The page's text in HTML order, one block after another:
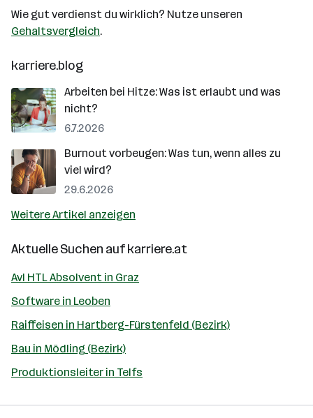
Wie gut verdienst du wirklich? Nutze unseren
Gehaltsvergleich.
karriere.blog
Arbeiten bei Hitze: Was ist erlaubt und was
nicht?
6.7.2026
Burnout vorbeugen: Was tun, wenn alles zu
viel wird?
29.6.2026
Weitere Artikel anzeigen
Aktuelle Suchen aufkarriere.at
Avl HTL Absolvent in Graz
Software in Leoben
Raiffeisen in Hartberg-Fürstenfeld (Bezirk)
Bau in Mödling (Bezirk)
Produktionsleiter in Telfs